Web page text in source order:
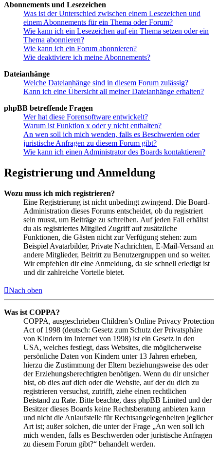
Abonnements und Lesezeichen
Was ist der Unterschied zwischen einem Lesezeichen und
einem Abonnements für ein Thema oder Forum?
Wie kann ich ein Lesezeichen auf ein Thema setzen oder ein
Thema abonnieren?
Wie kann ich ein Forum abonnieren?
Wie deaktiviere ich meine Abonnements?
Dateianhänge
Welche Dateianhänge sind in diesem Forum zulässig?
Kann ich eine Übersicht all meiner Dateianhänge erhalten?
phpBB betreffende Fragen
Wer hat diese Forensoftware entwickelt?
Warum ist Funktion x oder y nicht enthalten?
An wen soll ich mich wenden, falls es Beschwerden oder
juristische Anfragen zu diesem Forum gibt?
Wie kann ich einen Administrator des Boards kontaktieren?
Registrierung und Anmeldung
Wozu muss ich mich registrieren?
Eine Registrierung ist nicht unbedingt zwingend. Die Board-
Administration dieses Forums entscheidet, ob du registriert
sein musst, um Beiträge zu schreiben. Auf jeden Fall erhältst
du als registriertes Mitglied Zugriff auf zusätzliche
Funktionen, die Gästen nicht zur Verfügung stehen: zum
Beispiel Avatarbilder, Private Nachrichten, E-Mail-Versand an
andere Mitglieder, Beitritt zu Benutzergruppen und so weiter.
Wir empfehlen dir eine Anmeldung, da sie schnell erledigt ist
und dir zahlreiche Vorteile bietet.
Nach oben
Was ist COPPA?
COPPA, ausgeschrieben Children’s Online Privacy Protection
Act of 1998 (deutsch: Gesetz zum Schutz der Privatsphäre
von Kindern im Internet von 1998) ist ein Gesetz in den
USA, welches festlegt, dass Websites, die möglicherweise
persönliche Daten von Kindern unter 13 Jahren erheben,
hierzu die Zustimmung der Eltern beziehungsweise des oder
der Erziehungsberechtigten benötigen. Wenn du dir unsicher
bist, ob dies auf dich oder die Website, auf der du dich zu
registrieren versuchst, zutrifft, ziehe einen rechtlichen
Beistand zu Rate. Bitte beachte, dass phpBB Limited und der
Besitzer dieses Boards keine Rechtsberatung anbieten kann
und nicht die Anlaufstelle für Rechtsangelegenheiten jeglicher
Art ist; außer solchen, die unter der Frage „An wen soll ich
mich wenden, falls es Beschwerden oder juristische Anfragen
zu diesem Forum gibt?“ behandelt werden.